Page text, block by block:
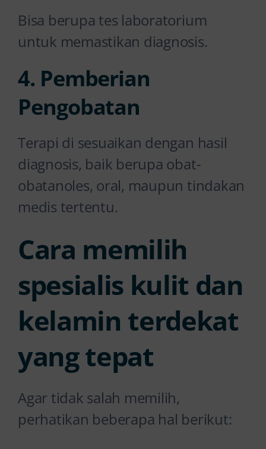
Bisa berupa tes laboratorium
untuk memastikan diagnosis.
4. Pemberian
Pengobatan
Terapi di sesuaikan dengan hasil
diagnosis, baik berupa obat-
obatanoles, oral, maupun tindakan
medis tertentu.
Cara memilih
spesialis kulit dan
kelamin terdekat
yang tepat
Agar tidak salah memilih,
perhatikan beberapa hal berikut: